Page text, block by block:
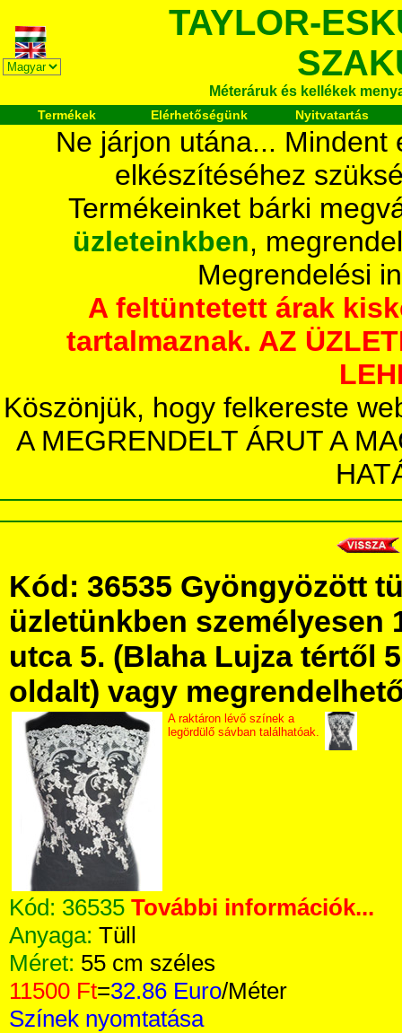
TAYLOR-
Méteráruk és kellékek
Termékek Elérhetőségünk Nyitvatartás
Ne járjon utána...
elkészítéséhez
Termékeinket bárki
üzleteinkben,
Megrendelési
A feltüntetett árak
tartalmaznak. AZ
Köszönjük, hogy felkereste
A MEGRENDELT ÁRUT A
Kód: 36535 Gyöngyözött
üzletünkben személyesen
utca 5. (Blaha Lujza tértől
oldalt) vagy
A raktáron lévő színek a
legördülő sávban találhatóak.
Kód: 36535 További információk...
Anyaga: Tüll
Méret: 55 cm széles
11500 Ft=32.86 Euro/Méter
Színek nyomtatása